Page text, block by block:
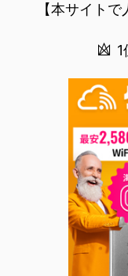
【本サイト
1